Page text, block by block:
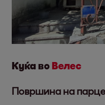
Куќа во Велес
Површина на